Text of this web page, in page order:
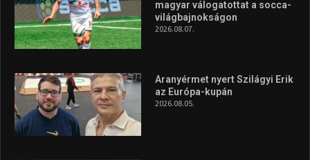
magyar válogatottat a socca-
világbajnokságon
2026.08.07.
Aranyérmet nyert Szilágyi Erik
az Európa-kupán
2026.08.05.